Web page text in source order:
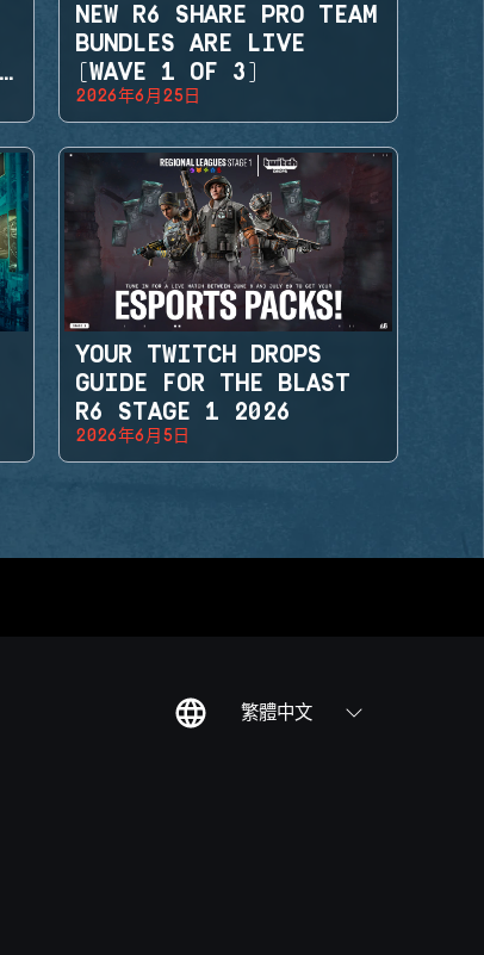
NEW R6 SHARE PRO TEAM
BUNDLES ARE LIVE
(WAVE 1 OF 3)
2026年6月25日
YOUR TWITCH DROPS
GUIDE FOR THE BLAST
R6 STAGE 1 2026
2026年6月5日
繁體中文